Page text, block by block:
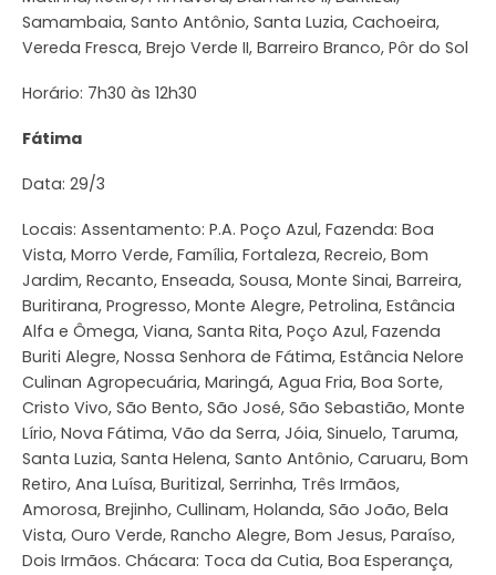
Samambaia, Santo Antônio, Santa Luzia, Cachoeira,
Vereda Fresca, Brejo Verde II, Barreiro Branco, Pôr do Sol
Horário: 7h30 às 12h30
Fátima
Data: 29/3
Locais: Assentamento: P.A. Poço Azul, Fazenda: Boa
Vista, Morro Verde, Família, Fortaleza, Recreio, Bom
Jardim, Recanto, Enseada, Sousa, Monte Sinai, Barreira,
Buritirana, Progresso, Monte Alegre, Petrolina, Estância
Alfa e Ômega, Viana, Santa Rita, Poço Azul, Fazenda
Buriti Alegre, Nossa Senhora de Fátima, Estância Nelore
Culinan Agropecuária, Maringá, Agua Fria, Boa Sorte,
Cristo Vivo, São Bento, São José, São Sebastião, Monte
Lírio, Nova Fátima, Vão da Serra, Jóia, Sinuelo, Taruma,
Santa Luzia, Santa Helena, Santo Antônio, Caruaru, Bom
Retiro, Ana Luísa, Buritizal, Serrinha, Três Irmãos,
Amorosa, Brejinho, Cullinam, Holanda, São João, Bela
Vista, Ouro Verde, Rancho Alegre, Bom Jesus, Paraíso,
Dois Irmãos. Chácara: Toca da Cutia, Boa Esperança,